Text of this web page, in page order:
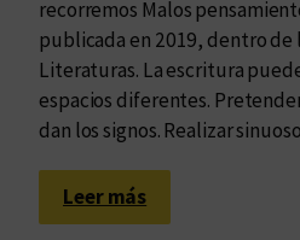
l
o
a
c
t
u
a
recorremos Malos
publicada en 2019, dentro de
Literaturas. La escritura
espacios diferentes.
dan los signos. Realizar
Leer más:
P